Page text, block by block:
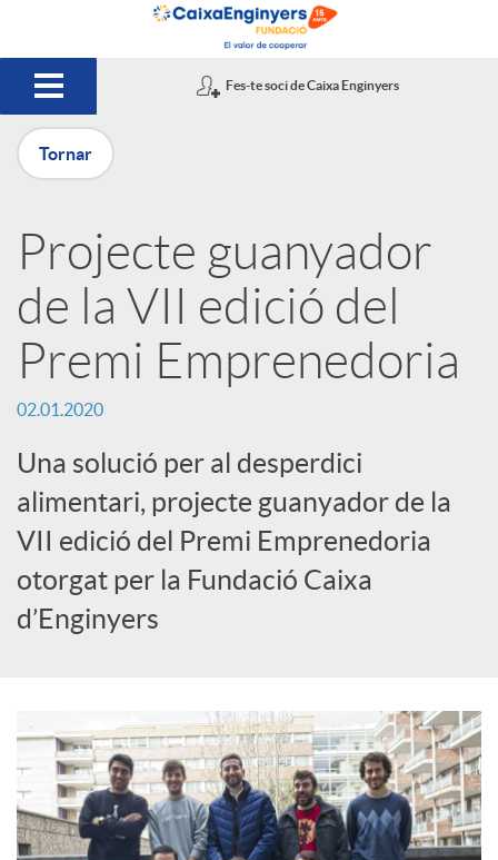
Fes-te soci de Caixa Enginyers
u
b
l
i
c
a
o
r
Tornar
Projecte guanyador
de la VII edició del
Premi Emprenedoria
02.01.2020
Una solució per al desperdici
alimentari, projecte guanyador de la
VII edició del Premi Emprenedoria
otorgat per la Fundació Caixa
d’Enginyers